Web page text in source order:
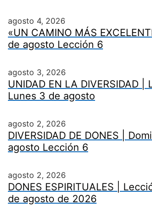
agosto 4, 2026
«UN CAMINO MÁS
de agosto Lección 6
agosto 3, 2026
UNIDAD EN LA DIVERSIDAD |
Lunes 3 de agosto
agosto 2, 2026
DIVERSIDAD DE DONES |
agosto Lección 6
agosto 2, 2026
DONES ESPIRITUALES |
de agosto de 2026